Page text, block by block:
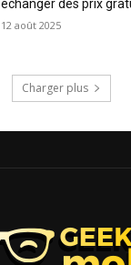
échanger des prix
12 août 2025
Charger plus